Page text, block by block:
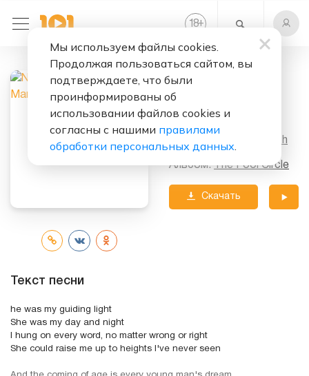
18+
Every Young
Man's Dream
Nazareth
Альбом:The Fool Circle
Скачать
Текст песни
he was my guiding light
She was my day and night
I hung on every word, no matter wrong or right
She could raise me up to heights I've never seen
Мы используем файлы cookies.
Продолжая пользоваться сайтом, вы
подтверждаете, что были
проинформированы об
использовании файлов cookies и
согласны с нашими правилами
обработки персональных данных.